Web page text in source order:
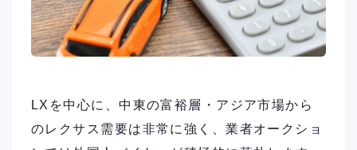
LXを中心に、中東の富裕層・アジア市場から
のレクサス需要は非常に強く、業者オークショ